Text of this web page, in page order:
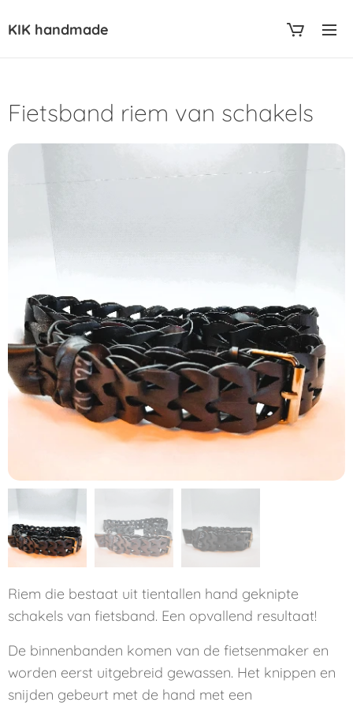
KIK handmade
Fietsband riem van schakels
Riem die bestaat uit tientallen hand geknipte
schakels van fietsband. Een opvallend resultaat!
De binnenbanden komen van de fietsenmaker en
worden eerst uitgebreid gewassen. Het knippen en
snijden gebeurt met de hand met een